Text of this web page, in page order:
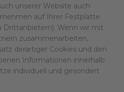
unserer Website auch
auf Ihrer Festplatte
Drittanbietern). Wenn wir mit
zusammenarbeiten,
derartiger Cookies und den
Informationen innerhalb
individuell und gesondert